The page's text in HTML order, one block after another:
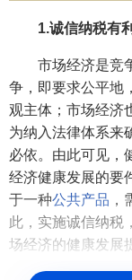
1.诚信纳税有
市场经济是竞争
争，即要求公平地
观主体；市场经济
为纳入法律体系来
必依。由此可见，
经济健康发展的要
于一种公共产品
此，实施诚信纳税
场经济的健康发展